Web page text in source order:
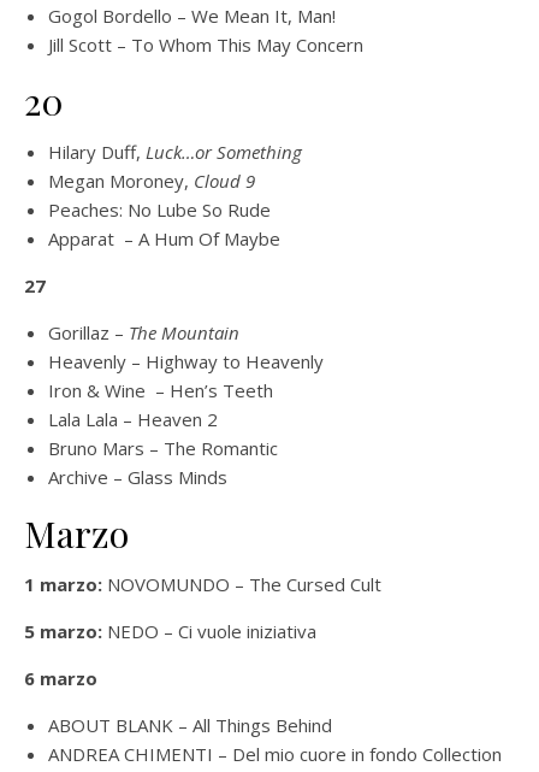
Gogol Bordello – We Mean It, Man!
Jill Scott – To Whom This May Concern
20
Hilary Duff, Luck…or Something
Megan Moroney, Cloud 9
Peaches: No Lube So Rude
Apparat – A Hum Of Maybe
27
Gorillaz – The Mountain
Heavenly – Highway to Heavenly
Iron & Wine – Hen’s Teeth
Lala Lala – Heaven 2
Bruno Mars – The Romantic
Archive – Glass Minds
Marzo
1 marzo: NOVOMUNDO – The Cursed Cult
5 marzo: NEDO – Ci vuole iniziativa
6 marzo
ABOUT BLANK – All Things Behind
ANDREA CHIMENTI – Del mio cuore in fondo Collection